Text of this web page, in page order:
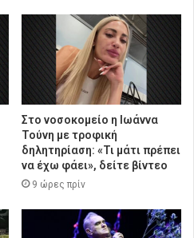
Στο νοσοκομείο η Ιωάννα
Τούνη με τροφική
δηλητηρίαση: «Τι μάτι πρέπει
να έχω φάει», δείτε βίντεο
9 ώρες πρίν